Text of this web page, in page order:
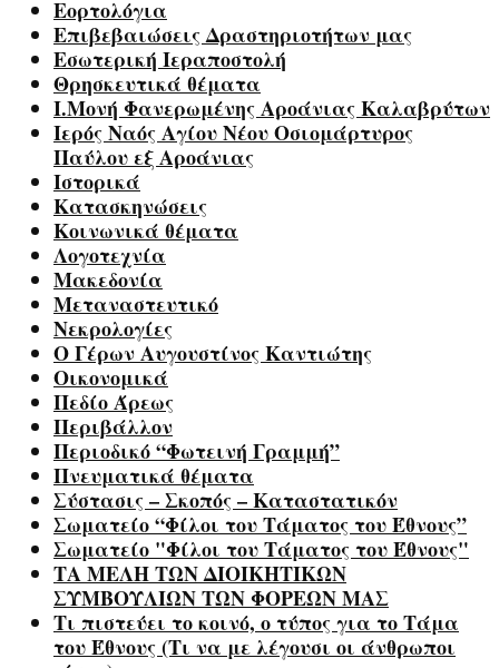
Εορτολόγια
Επιβεβαιώσεις Δραστηριοτήτων μας
Εσωτερική Ιεραποστολή
Θρησκευτικά θέματα
Ι.Μονή Φανερωμένης Αροάνιας Καλαβρύτων
Ιερός Ναός Αγίου Νέου Οσιομάρτυρος
Παύλου εξ Αροάνιας
Ιστορικά
Κατασκηνώσεις
Κοινωνικά θέματα
Λογοτεχνία
Μακεδονία
Μεταναστευτικό
Νεκρολογίες
Ο Γέρων Αυγουστίνος Καντιώτης
Οικονομικά
Πεδίο Άρεως
Περιβάλλον
Περιοδικό “Φωτεινή Γραμμή”
Πνευματικά θέματα
Σύστασις – Σκοπός – Καταστατικόν
Σωματείο “Φίλοι του Τάματος του Έθνους”
Σωματείο "Φίλοι του Τάματος του Έθνους"
ΤΑ ΜΕΛΗ ΤΩΝ ΔΙΟΙΚΗΤΙΚΩΝ
ΣΥΜΒΟΥΛΙΩΝ ΤΩΝ ΦΟΡΕΩΝ ΜΑΣ
Τι πιστεύει το κοινό, ο τύπος για το Τάμα
του Έθνους (Τι να με λέγουσι οι άνθρωποι